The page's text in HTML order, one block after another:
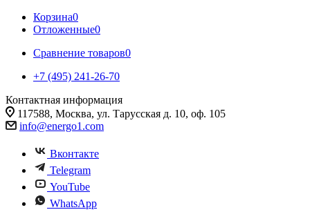
Корзина0
Отложенные0
Сравнение товаров0
+7 (495) 241-26-70
Контактная информация
117588, Москва, ул. Тарусская д. 10, оф. 105
info@energo1.com
Вконтакте
Telegram
YouTube
WhatsApp